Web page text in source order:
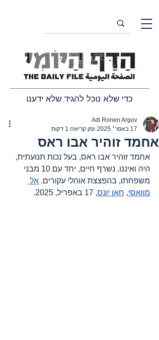
כדי שלא נוכל להגיד שלא ידענו
אחמד זוהיר אבו ראס
Adi Ronen Argov
17 באפר׳ 2025
זמן קריאה 1 דקות
אחמד זוהיר אבו ראס, בעל נכות תנועתית,
היה ואיננו. נשרף חיים, יחד עם 10 מבני
משפחתו, בהפצצת אוהלי עקורים. אל
מוואסי, חאן יונס, 17 באפריל, 2025.